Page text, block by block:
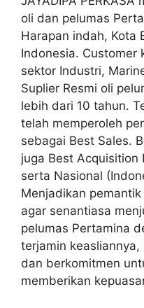
oli dan pelumas
Harapan indah, Kota
Indonesia. Customer
sektor Industri,
Suplier Resmi oli
lebih dari 10 tahun.
telah memperoleh
sebagai Best Sales.
juga Best Acquisition
serta Nasional
Menjadikan
agar senantiasa
pelumas Pertamina
terjamin
dan berkomitmen
memberikan